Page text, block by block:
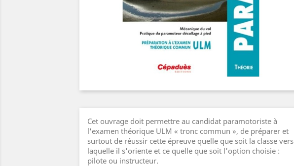
Cet ouvrage doit permettre au candidat paramotoriste à
l'examen théorique ULM « tronc commun », de préparer et
surtout de réussir cette épreuve quelle que soit la classe vers
laquelle il s'oriente et ce quelle que soit l'option choisie :
pilote ou instructeur.